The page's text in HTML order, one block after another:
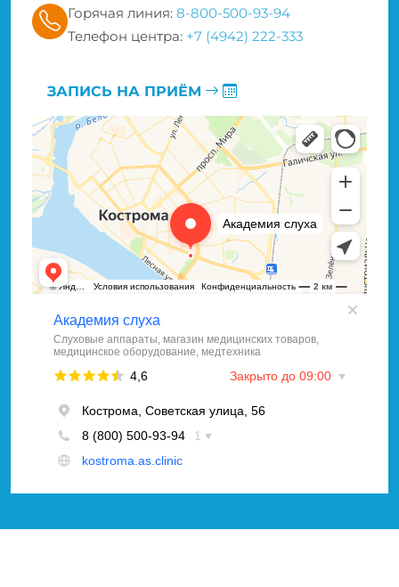
Горячая линия: 8-800-500-93-94
Телефон центра: +7 (4942) 222-333
ЗАПИСЬ НА ПРИЁМ